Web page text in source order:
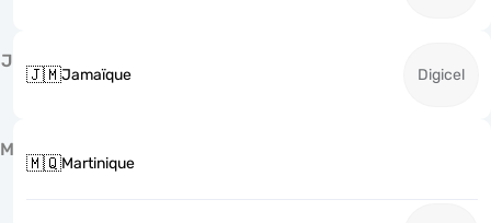
J
🇯🇲Jamaïque Digicel
M
🇲🇶Martinique